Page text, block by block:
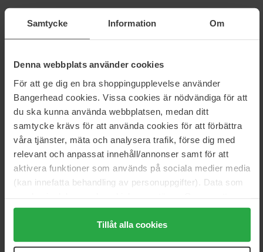
Samtycke Information Om
Denna webbplats använder cookies
För att ge dig en bra shoppingupplevelse använder
Bangerhead cookies. Vissa cookies är nödvändiga för att
du ska kunna använda webbplatsen, medan ditt
samtycke krävs för att använda cookies för att förbättra
våra tjänster, mäta och analysera trafik, förse dig med
relevant och anpassat innehåll/annonser samt för att
aktivera funktioner som används på sociala medier media
(kan innefatta behandling av personuppgifter). Data som
trycka på "Tillåt alla cookies" accepterar du alla cookies,
medan du under "Detaljer" kan anpassa användningen av
cookies. Du kan när som helst återkalla ditt samtycke.
Tillåt alla cookies
Anmeldelser (5)Spørsmål og svar (0)
4.8
Basert på 5 anmeldelser
20%
0%